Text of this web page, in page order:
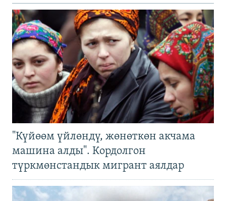
"Күйөөм үйлөндү, жөнөткөн акчама
машина алды". Кордолгон
түркмөнстандык мигрант аялдар